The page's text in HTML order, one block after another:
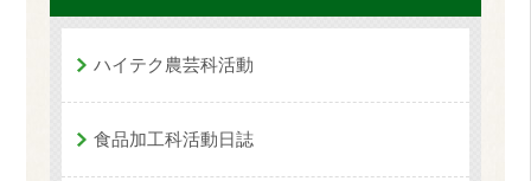
ハイテク農芸科活動
食品加工科活動日誌